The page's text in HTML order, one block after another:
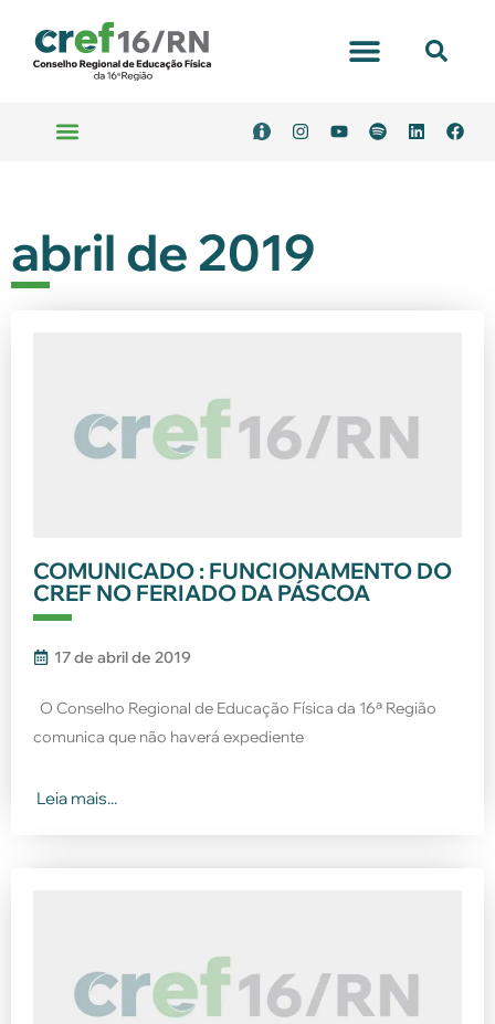
abril de 2019
COMUNICADO : FUNCIONAMENTO DO
CREF NO FERIADO DA PÁSCOA
17 de abril de 2019
O Conselho Regional de Educação Física da 16ª Região
comunica que não haverá expediente
Leia mais...